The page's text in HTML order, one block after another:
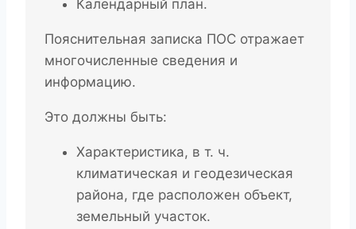
Календарный план.
Пояснительная записка ПОС отражает
многочисленные сведения и
информацию.
Это должны быть:
Характеристика, в т. ч.
климатическая и геодезическая
района, где расположен объект,
земельный участок.